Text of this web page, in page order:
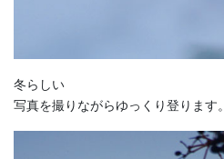
冬らしい
写真を撮りながらゆっくり登ります。